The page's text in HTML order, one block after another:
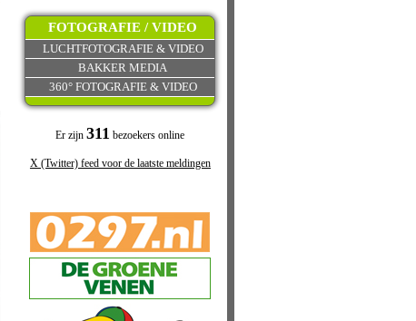
FOTOGRAFIE / VIDEO
LUCHTFOTOGRAFIE & VIDEO
BAKKER MEDIA
360° FOTOGRAFIE & VIDEO
Er zijn311 bezoekers online
X (Twitter) feed voor de laatste meldingen